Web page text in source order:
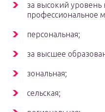
за высокий
профессиональное
персональная;
за высшее
зональная;
сельская;